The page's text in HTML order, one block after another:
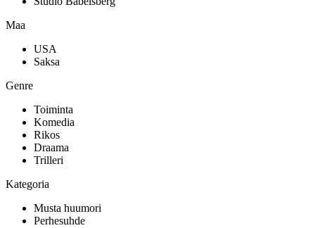
Maa
USA
Saksa
Genre
Toiminta
Komedia
Rikos
Draama
Trilleri
Kategoria
Musta huumori
Perhesuhde